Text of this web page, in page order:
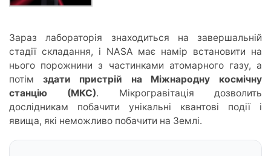
Зараз лабораторія знаходиться на завершальній
стадії складання, і NASA має намір встановити на
нього порожнини з частинками атомарного газу, а
потім здати пристрій на Міжнародну космічну
станцію (МКС). Мікрогравітація дозволить
дослідникам побачити унікальні квантові події і
явища, які неможливо побачити на Землі.